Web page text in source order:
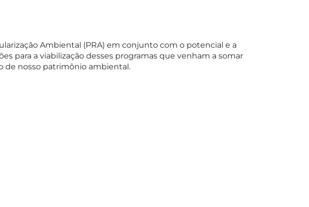
Ambiental (PRA) em conjunto com o potencial e a
para a viabilização desses programas que venham a somar
de nosso patrimônio ambiental.